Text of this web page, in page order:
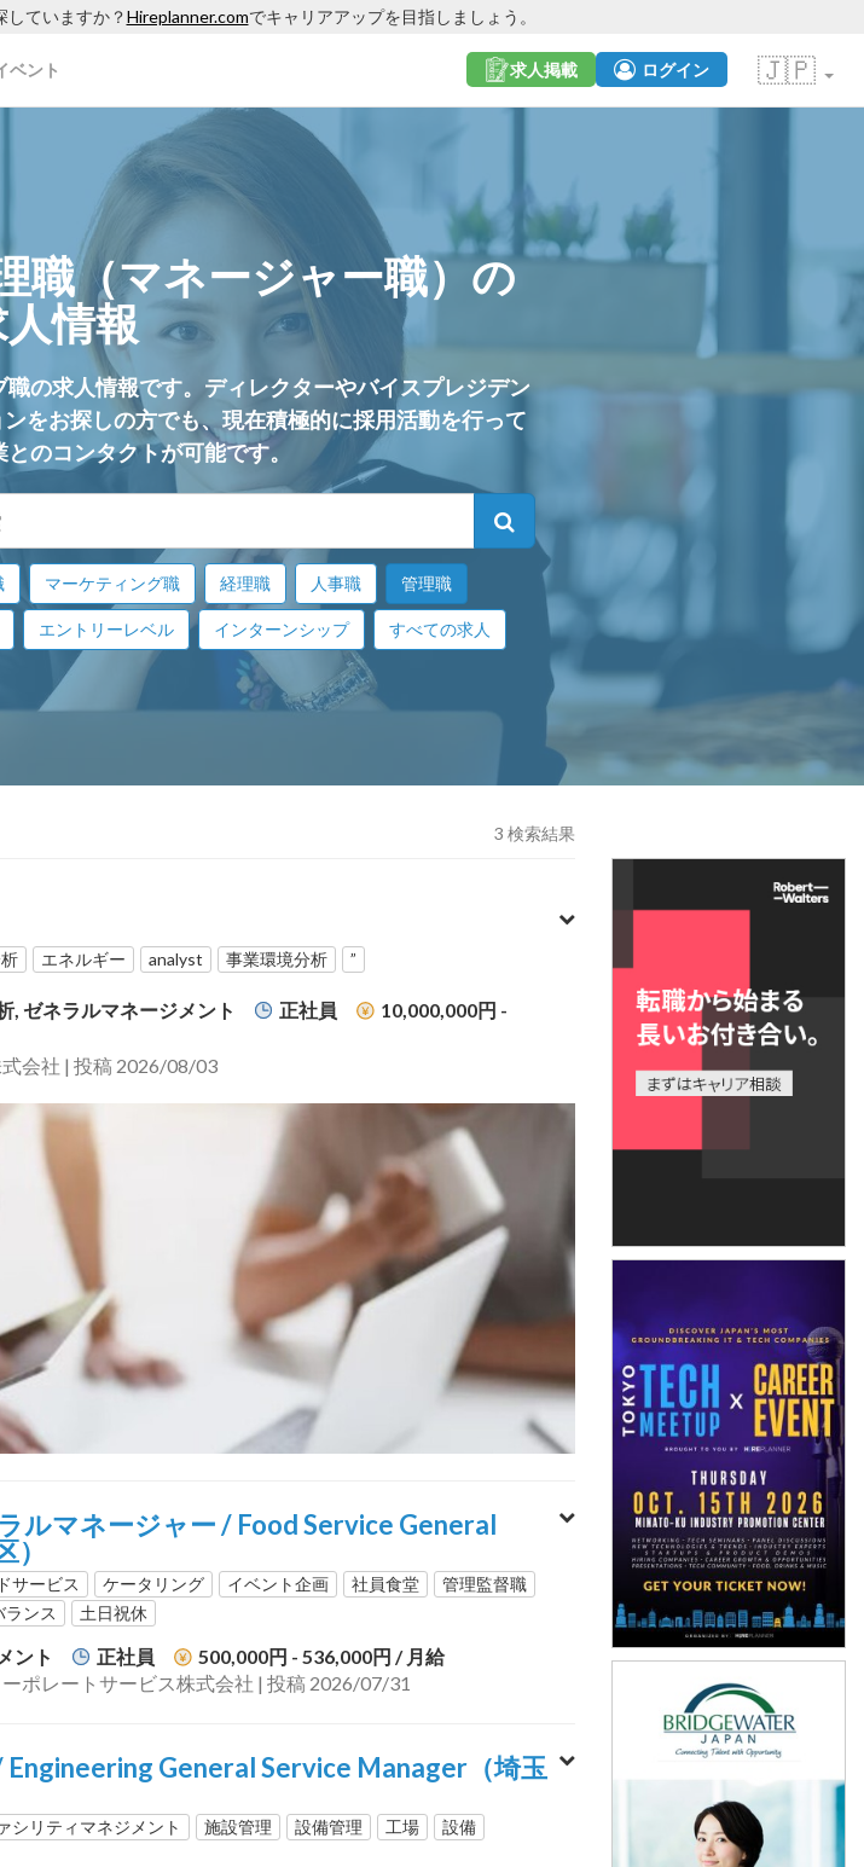
していますか？Hireplanner.comでキャリアアップを目指しましょう。
ベント 🇯🇵
求人掲載 ログイン
職（マネージャー職）の
情報
の求人情報です。ディレクターやバイスプレジデン
をお探しの方でも、現在積極的に採用活動を行って
のコンタクトが可能です。
マーケティング職 経理職 人事職 管理職
エントリーレベル インターンシップ すべての求人
3 検索結果
エネルギー analyst 事業環境分析 ”
, ゼネラルマネージメント 正社員
10,000,000円 -
会社 | 投稿 2026/08/03
ルマネージャー / Food Service General
サービス ケータリング イベント企画 社員食堂
管理監督職
ランス 土日祝休
ント 正社員 500,000円 - 536,000円 / 月給
ポレートサービス株式会社 | 投稿 2026/07/31
General Service Manager（埼玉
シリティマネジメント 施設管理 設備管理 工場
設備